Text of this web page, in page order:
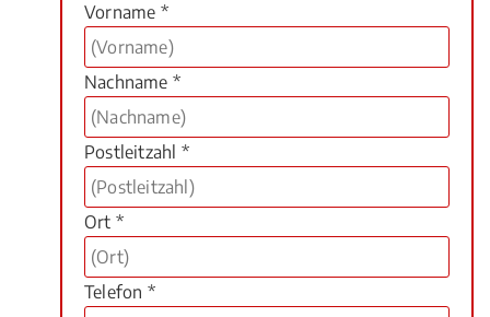
Vorname *
Nachname *
Postleitzahl *
Ort *
Telefon *